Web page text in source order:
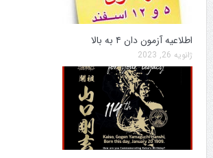
اطلاعیه آزمون دان ۴ به بالا
ژانویه 26, 2023